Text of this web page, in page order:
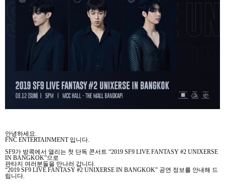
안녕하세요.
FNC ENTERTAINMENT 입니다.
SF9가 방콕에서 열리는 첫 단독 콘서트 “2019 SF9 LIVE FANTASY #2 UNIXERSE
IN BANGKOK”으로
판타지 여러분들을 만나러 갑니다.
“2019 SF9 LIVE FANTASY #2 UNIXERSE IN BANGKOK” 공연 정보를 안내해 드
립니다.